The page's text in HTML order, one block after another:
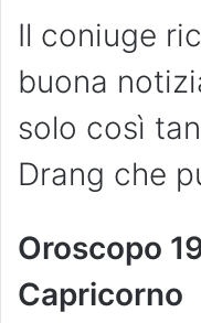
Il coniuge
buona
solo così
Drang che
Oroscopo
Capricorno